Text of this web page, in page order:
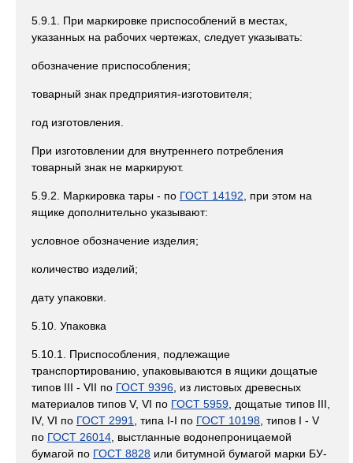
5.9.1. При маркировке приспособлений в местах,
указанных на рабочих чертежах, следует указывать:
обозначение приспособления;
товарный знак предприятия-изготовителя;
год изготовления.
При изготовлении для внутреннего потребления
товарный знак не маркируют.
5.9.2. Маркировка тары - по ГОСТ 14192, при этом на
ящике дополнительно указывают:
условное обозначение изделия;
количество изделий;
дату упаковки.
5.10. Упаковка
5.10.1. Приспособления, подлежащие
транспортированию, упаковываются в ящики дощатые
типов III - VII по ГОСТ 9396, из листовых древесных
материалов типов V, VI по ГОСТ 5959, дощатые типов III,
IV, VI по ГОСТ 2991, типа I-I по ГОСТ 10198, типов I - V
по ГОСТ 26014, выстланные водонепроницаемой
бумагой по ГОСТ 8828 или битумной бумагой марки БУ-